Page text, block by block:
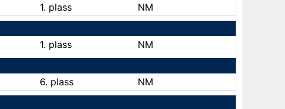
1. plass
NM
1. plass
NM
6. plass
NM